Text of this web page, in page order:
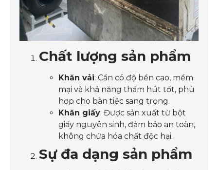
Chất lượng sản phẩm
Khăn vải: Cần có độ bền cao, mềm
mại và khả năng thấm hút tốt, phù
hợp cho bàn tiệc sang trọng.
Khăn giấy: Được sản xuất từ bột
giấy nguyên sinh, đảm bảo an toàn,
không chứa hóa chất độc hại.
Sự đa dạng sản phẩm